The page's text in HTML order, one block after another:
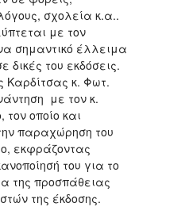
σχολεία κ.α..
με τον
σημαντικό έλλειμα
δικές του εκδόσεις.
κ. Φωτ.
με τον κ.
οποίο και
παραχώρηση του
εκφράζοντας
του για το
της προσπάθειας
της έκδοσης.